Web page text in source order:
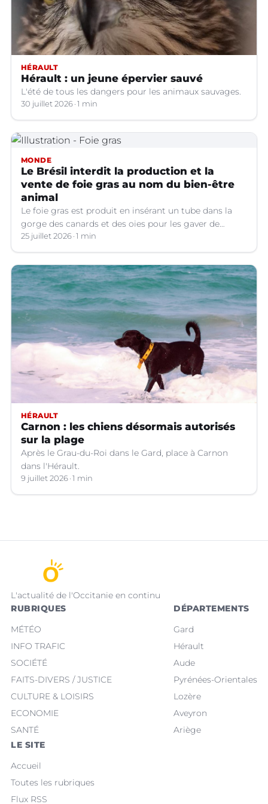
HÉRAULT
Hérault : un jeune épervier sauvé
L'été de tous les dangers pour les animaux sauvages.
30 juillet 2026 1 min
MONDE
Le Brésil interdit la production et la
vente de foie gras au nom du bien-être
animal
Le foie gras est produit en insérant un tube dans la
gorge des canards et des oies pour les gaver de
grandes quantités de nourriture, ce qui provoque une
hypertrophie rapide du foie, organe dont on tire le
produit.
25 juillet 2026 1 min
HÉRAULT
Carnon : les chiens désormais autorisés
sur la plage
Après le Grau-du-Roi dans le Gard, place à Carnon
dans l'Hérault.
9 juillet 2026 1 min
L'actualité de l'Occitanie en continu
RUBRIQUES
MÉTÉO
INFO TRAFIC
SOCIÉTÉ
FAITS-DIVERS / JUSTICE
CULTURE & LOISIRS
ECONOMIE
SANTÉ
DÉPARTEMENTS
Gard
Hérault
Aude
Pyrénées-Orientales
Lozère
Aveyron
Ariège
LE SITE
Accueil
Toutes les rubriques
Flux RSS